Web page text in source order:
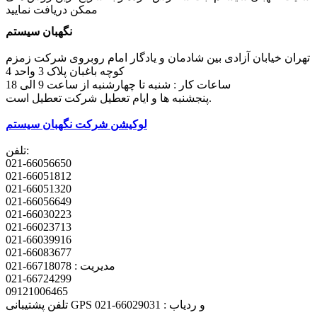
ممکن دریافت نمایید
نگهبان سیستم
تهران خیابان آزادی بین شادمان و یادگار امام روبروی شرکت زمزم
کوچه باغبان پلاک 3 واحد 4
پنجشنبه ها و ایام تعطیل شرکت تعطیل است.
لوکیشن شرکت نگهبان سیستم
تلفن:
021-66056650
021-66051812
021-66051320
021-66056649
021-66030223
021-66023713
021-66039916
021-66083677
مدیریت : 66718078-021
021-66724299
09121006465
تلفن پشتیبانی GPS و ردیاب : 66029031-021